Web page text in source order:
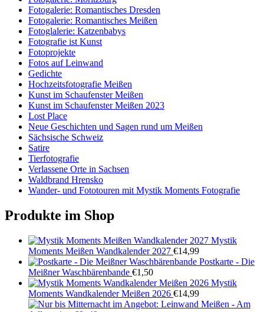
Fotogalerie: Romantisches Dresden
Fotogalerie: Romantisches Meißen
Fotoglalerie: Katzenbabys
Fotografie ist Kunst
Fotoprojekte
Fotos auf Leinwand
Gedichte
Hochzeitsfotografie Meißen
Kunst im Schaufenster Meißen
Kunst im Schaufenster Meißen 2023
Lost Place
Neue Geschichten und Sagen rund um Meißen
Sächsische Schweiz
Satire
Tierfotografie
Verlassene Orte in Sachsen
Waldbrand Hrensko
Wander- und Fototouren mit Mystik Moments Fotografie
Produkte im Shop
Mystik
Moments Meißen Wandkalender 2027 €14,99
Postkarte - Die
Meißner Waschbärenbande €1,50
Mystik
Moments Wandkalender Meißen 2026 €14,99